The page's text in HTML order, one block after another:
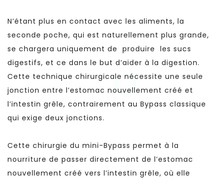
N’étant plus en contact avec les aliments, la
seconde poche, qui est naturellement plus grande,
se chargera uniquement de produire les sucs
digestifs, et ce dans le but d’aider à la digestion.
Cette technique chirurgicale nécessite une seule
jonction entre l’estomac nouvellement créé et
l’intestin grêle, contrairement au Bypass classique
qui exige deux jonctions.
Cette chirurgie du mini-Bypass permet à la
nourriture de passer directement de l’estomac
nouvellement créé vers l’intestin grêle, où elle